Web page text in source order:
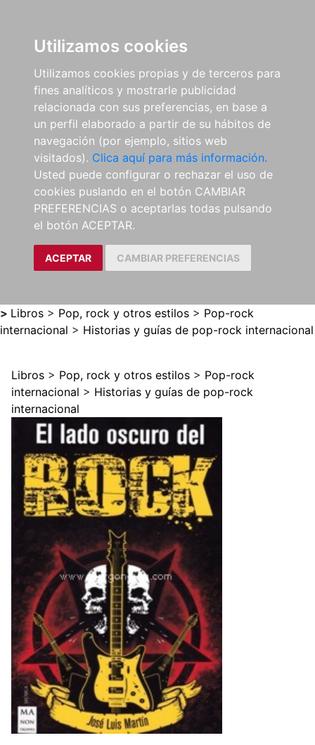
Utilizamos cookies
Utilizamos cookies propias y de terceros para
fines analíticos y mostrarle publicidad
relacionada con sus preferencias, en base a
un perfil elaborado a partir de su hábitos de
navegación (por ejemplo, sitios web
visitados). Clica aquí para más información.
Usted puede configurar o rechazar el uso de
cookies puslando en el botón CAMBIAR
PREFERENCIAS o aceptarlas todas pulsando
el botón ACEPTAR.
ACEPTAR CAMBIAR PREFERENCIAS
> Libros > Pop, rock y otros estilos > Pop-rock
internacional > Historias y guías de pop-rock internacional
Libros > Pop, rock y otros estilos > Pop-rock
internacional > Historias y guías de pop-rock
internacional